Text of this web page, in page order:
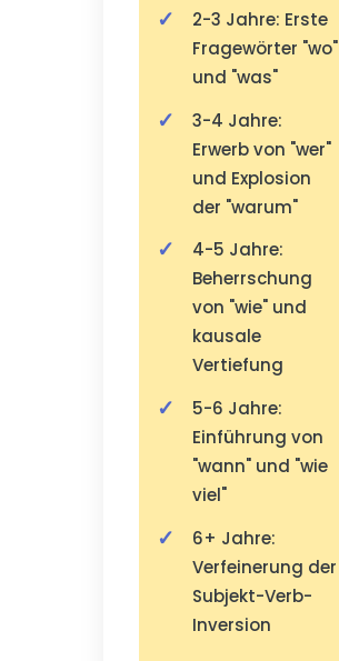
2-3 Jahre: Erste
Fragewörter "wo"
und "was"
3-4 Jahre:
Erwerb von "wer"
und Explosion
der "warum"
4-5 Jahre:
Beherrschung
von "wie" und
kausale
Vertiefung
5-6 Jahre:
Einführung von
"wann" und "wie
viel"
6+ Jahre:
Verfeinerung der
Subjekt-Verb-
Inversion